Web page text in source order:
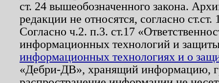
ст. 24 вышеобозначенного закона.
редакции не относятся, согласно
Согласно ч.2. п.3. ст.17
информационных технологий и
информационных технологиях и о
«Дебри-ДВ», хранящий информацию,